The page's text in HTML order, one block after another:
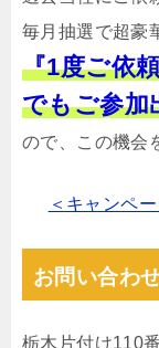
毎月抽選で超豪
『1度ご依
でもご参加
ので、この機会
＜キャンペ
お問い合わ
栃木片付け110